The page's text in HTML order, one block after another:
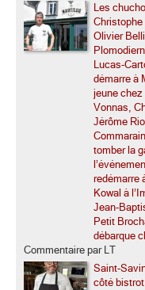
Les
Olivier
Lucas-
démarre à
jeune
Vonnas,
Jérôme
tomber la
redémarre
Kowal à
Jean-
Petit
débarque
Commentaire par LT
Saint-
côté bistrot